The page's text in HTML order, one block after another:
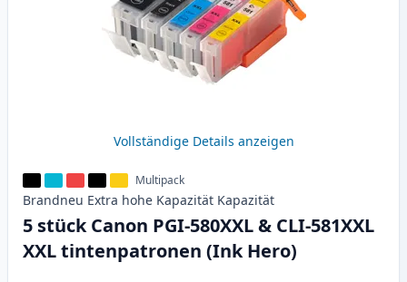
Vollständige Details anzeigen
Multipack
Brandneu Extra hohe Kapazität Kapazität
5 stück Canon PGI-580XXL & CLI-581XXL
XXL tintenpatronen (Ink Hero)